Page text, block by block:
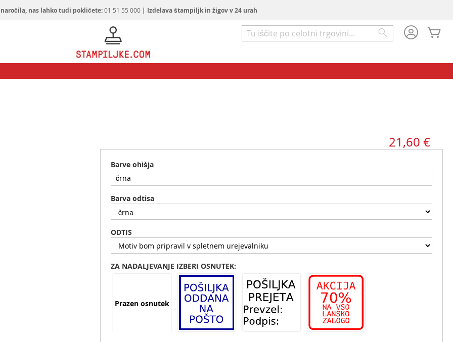
nas lahko tudi pokličete:01 51 55 000| Izdelava štampiljk in žigov v 24 urah
Iskanje
21,60 €
Barve ohišja
Barva odtisa
ODTIS
ZA NADALJEVANJE IZBERI OSNUTEK:
Prazen osnutek